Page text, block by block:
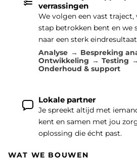
verrassingen
We volgen een vast
stap betrokken bent en we
naar een sterk
Analyse
Bespreking
Ontwikkeling
Testing
Onderhoud & support
Lokale partner
Je spreekt altijd met
kent en samen met jou
oplossing die écht past.
WAT WE BOUWEN